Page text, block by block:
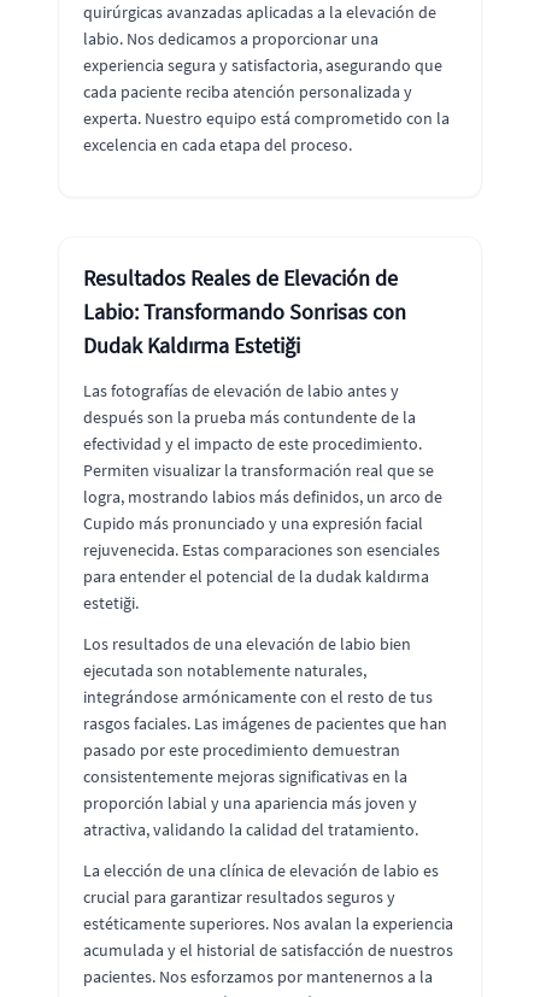
quirúrgicas avanzadas aplicadas a la elevación de
labio. Nos dedicamos a proporcionar una
experiencia segura y satisfactoria, asegurando que
cada paciente reciba atención personalizada y
experta. Nuestro equipo está comprometido con la
excelencia en cada etapa del proceso.
Resultados Reales de Elevación de
Labio: Transformando Sonrisas con
Dudak Kaldırma Estetiği
Las fotografías de elevación de labio antes y
después son la prueba más contundente de la
efectividad y el impacto de este procedimiento.
Permiten visualizar la transformación real que se
logra, mostrando labios más definidos, un arco de
Cupido más pronunciado y una expresión facial
rejuvenecida. Estas comparaciones son esenciales
para entender el potencial de la dudak kaldırma
estetiği.
Los resultados de una elevación de labio bien
ejecutada son notablemente naturales,
integrándose armónicamente con el resto de tus
rasgos faciales. Las imágenes de pacientes que han
pasado por este procedimiento demuestran
consistentemente mejoras significativas en la
proporción labial y una apariencia más joven y
atractiva, validando la calidad del tratamiento.
La elección de una clínica de elevación de labio es
crucial para garantizar resultados seguros y
estéticamente superiores. Nos avalan la experiencia
acumulada y el historial de satisfacción de nuestros
pacientes. Nos esforzamos por mantenernos a la